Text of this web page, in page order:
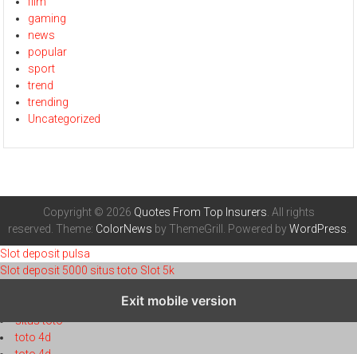
gaming
news
popular
sport
trend
trending
Uncategorized
Copyright © 2026 Quotes From Top Insurers . All rights
reserved. Theme: ColorNews by ThemeGrill. Powered byWordPress
Slot deposit pulsa
Slot deposit 5000 situs toto Slot 5k
Exit mobile version
situs toto
toto 4d